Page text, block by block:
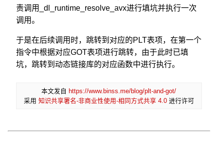
责调用_dl_runtime_resolve_avx进行填坑并执行一次
调用。
于是在后续调用时，跳转到对应的PLT表项，在第一个
指令中根据对应GOT表项进行跳转，由于此时已填
坑，跳转到动态链接库的对应函数中进行执行。
本文发自https://www.binss.me/blog/plt-and-got/
采用 知识共享署名-非商业性使用-相同方式共享 4.0进行许可